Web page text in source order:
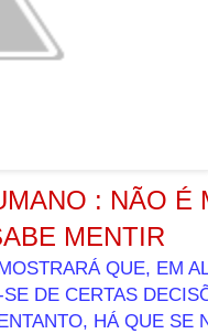
: NÃO É
MENTIR
QUE, EM
DE CERTAS
HÁ QUE SE